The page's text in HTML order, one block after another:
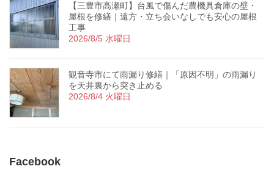
【三豊市高瀬町】台風で傷んだ農機具倉庫の壁・
屋根を修繕｜遠方・立ち会いなしでも安心の屋根
工事
2026/8/5 水曜日
観音寺市にて雨漏り修繕｜「原因不明」の雨漏り
を天井裏から突き止める
2026/8/4 火曜日
Facebook